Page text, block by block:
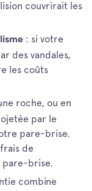
couvrirait les
: si votre
des vandales,
les coûts
roche, ou en
par le
pare-brise.
de
pare-brise.
combine